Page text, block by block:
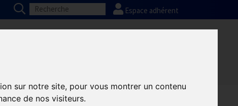
sur notre site, pour vous montrer un contenu
de nos visiteurs.
Espace adhérent